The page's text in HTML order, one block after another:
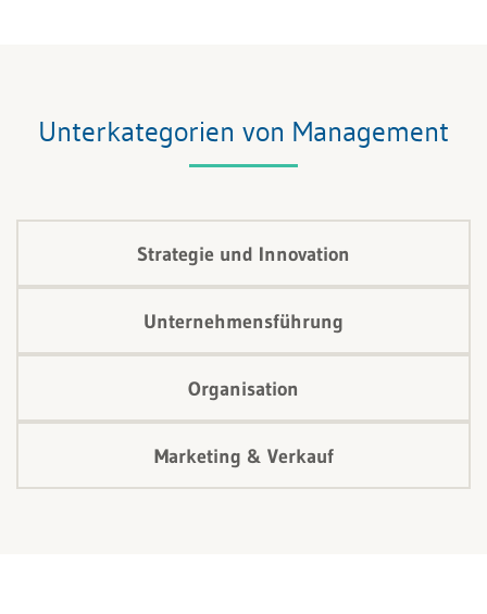
Unterkategorien von Management
Strategie und Innovation
Unternehmensführung
Organisation
Marketing & Verkauf